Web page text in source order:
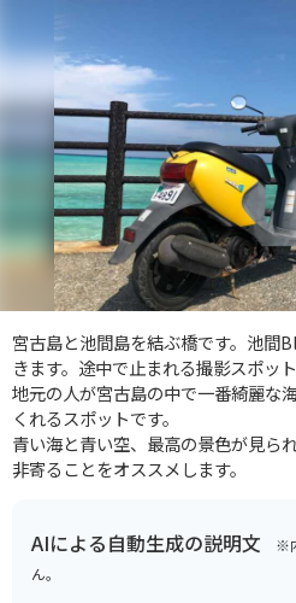
宮古島と池間島を結ぶ橋です。池間
きます。途中で止まれる撮影スポット
地元の人が宮古島の中で一番綺麗な
くれるスポットです。
青い海と青い空、最高の景色が見ら
非寄ることをオススメします。
AIによる自動生成の説明文 ※
ん。